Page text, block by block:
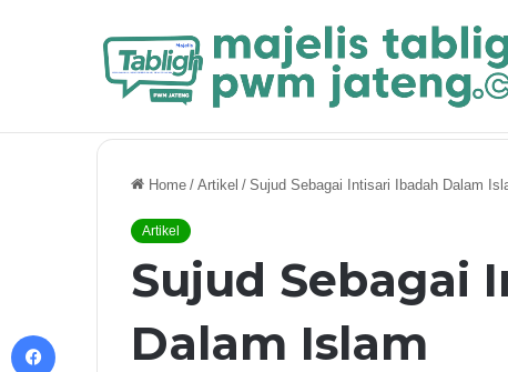
Breaking News
Strategi Penguatan Dakwah Digital
Home / Artikel / Sujud Sebagai Intisari Ibadah Dalam
Artikel
Sujud Sebagai
Dalam Islam